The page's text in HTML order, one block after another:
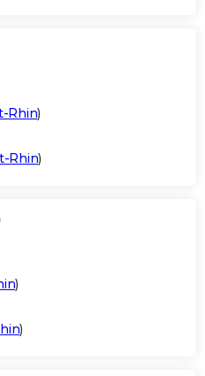
Rhin)
Rhin)
)
)